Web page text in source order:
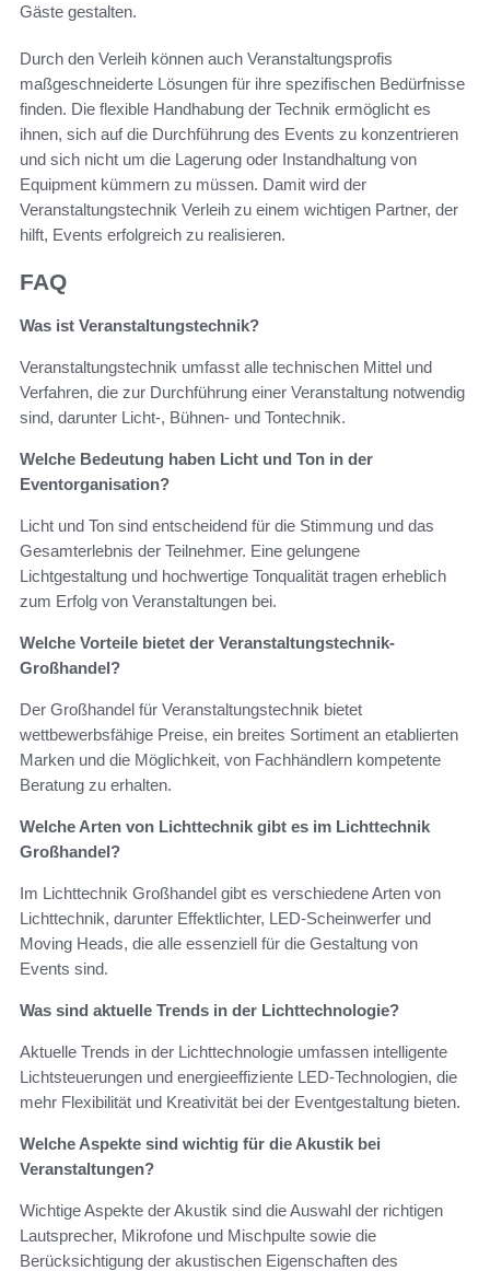
Gäste gestalten.
Durch den Verleih können auch Veranstaltungsprofis
maßgeschneiderte Lösungen für ihre spezifischen Bedürfnisse
finden. Die flexible Handhabung der Technik ermöglicht es
ihnen, sich auf die Durchführung des Events zu konzentrieren
und sich nicht um die Lagerung oder Instandhaltung von
Equipment kümmern zu müssen. Damit wird der
Veranstaltungstechnik Verleih zu einem wichtigen Partner, der
hilft, Events erfolgreich zu realisieren.
FAQ
Was ist Veranstaltungstechnik?
Veranstaltungstechnik umfasst alle technischen Mittel und
Verfahren, die zur Durchführung einer Veranstaltung notwendig
sind, darunter Licht-, Bühnen- und Tontechnik.
Welche Bedeutung haben Licht und Ton in der
Eventorganisation?
Licht und Ton sind entscheidend für die Stimmung und das
Gesamterlebnis der Teilnehmer. Eine gelungene
Lichtgestaltung und hochwertige Tonqualität tragen erheblich
zum Erfolg von Veranstaltungen bei.
Welche Vorteile bietet der Veranstaltungstechnik-
Großhandel?
Der Großhandel für Veranstaltungstechnik bietet
wettbewerbsfähige Preise, ein breites Sortiment an etablierten
Marken und die Möglichkeit, von Fachhändlern kompetente
Beratung zu erhalten.
Welche Arten von Lichttechnik gibt es im Lichttechnik
Großhandel?
Im Lichttechnik Großhandel gibt es verschiedene Arten von
Lichttechnik, darunter Effektlichter, LED-Scheinwerfer und
Moving Heads, die alle essenziell für die Gestaltung von
Events sind.
Was sind aktuelle Trends in der Lichttechnologie?
Aktuelle Trends in der Lichttechnologie umfassen intelligente
Lichtsteuerungen und energieeffiziente LED-Technologien, die
mehr Flexibilität und Kreativität bei der Eventgestaltung bieten.
Welche Aspekte sind wichtig für die Akustik bei
Veranstaltungen?
Wichtige Aspekte der Akustik sind die Auswahl der richtigen
Lautsprecher, Mikrofone und Mischpulte sowie die
Berücksichtigung der akustischen Eigenschaften des